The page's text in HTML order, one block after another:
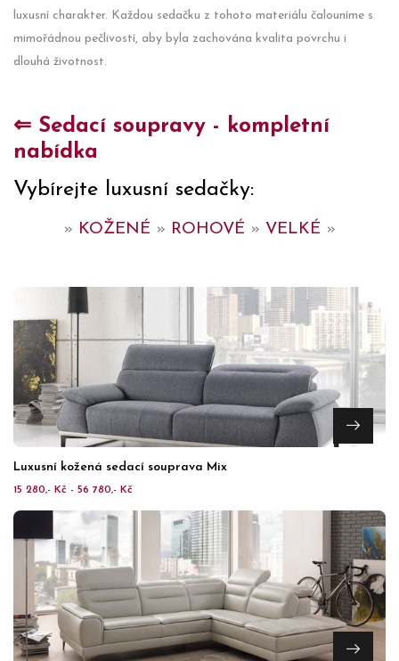
luxusní charakter. Každou sedačku z tohoto materiálu čalouníme s
mimořádnou pečlivostí, aby byla zachována kvalita povrchu i
dlouhá životnost.
⇐ Sedací soupravy - kompletní
nabídka
Vybírejte luxusní sedačky:
» KOŽENÉ » ROHOVÉ » VELKÉ »
Luxusní kožená sedací souprava Mix
15 280,- Kč - 56 780,- Kč